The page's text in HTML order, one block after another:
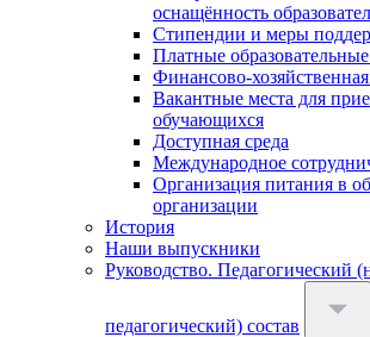
оснащённость
Стипендии и меры
Платные
Финансово-хозяйственная
Вакантные места для
обучающихся
Доступная среда
Международное
Организация питания в
организации
История
Наши выпускники
Руководство. Педагогический
педагогический) состав